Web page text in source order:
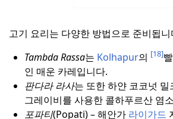
고기 요리는 다양한 방법으로 준비됩니
Tambda Rassa는 Kolhapur의 [18]
인 매운 카레입니다.
판다라 라사는 또한 하얀 코코넛 밀
그레이비를 사용한 콜하푸르산 염
포파티(Popati) – 해안가 라이가드